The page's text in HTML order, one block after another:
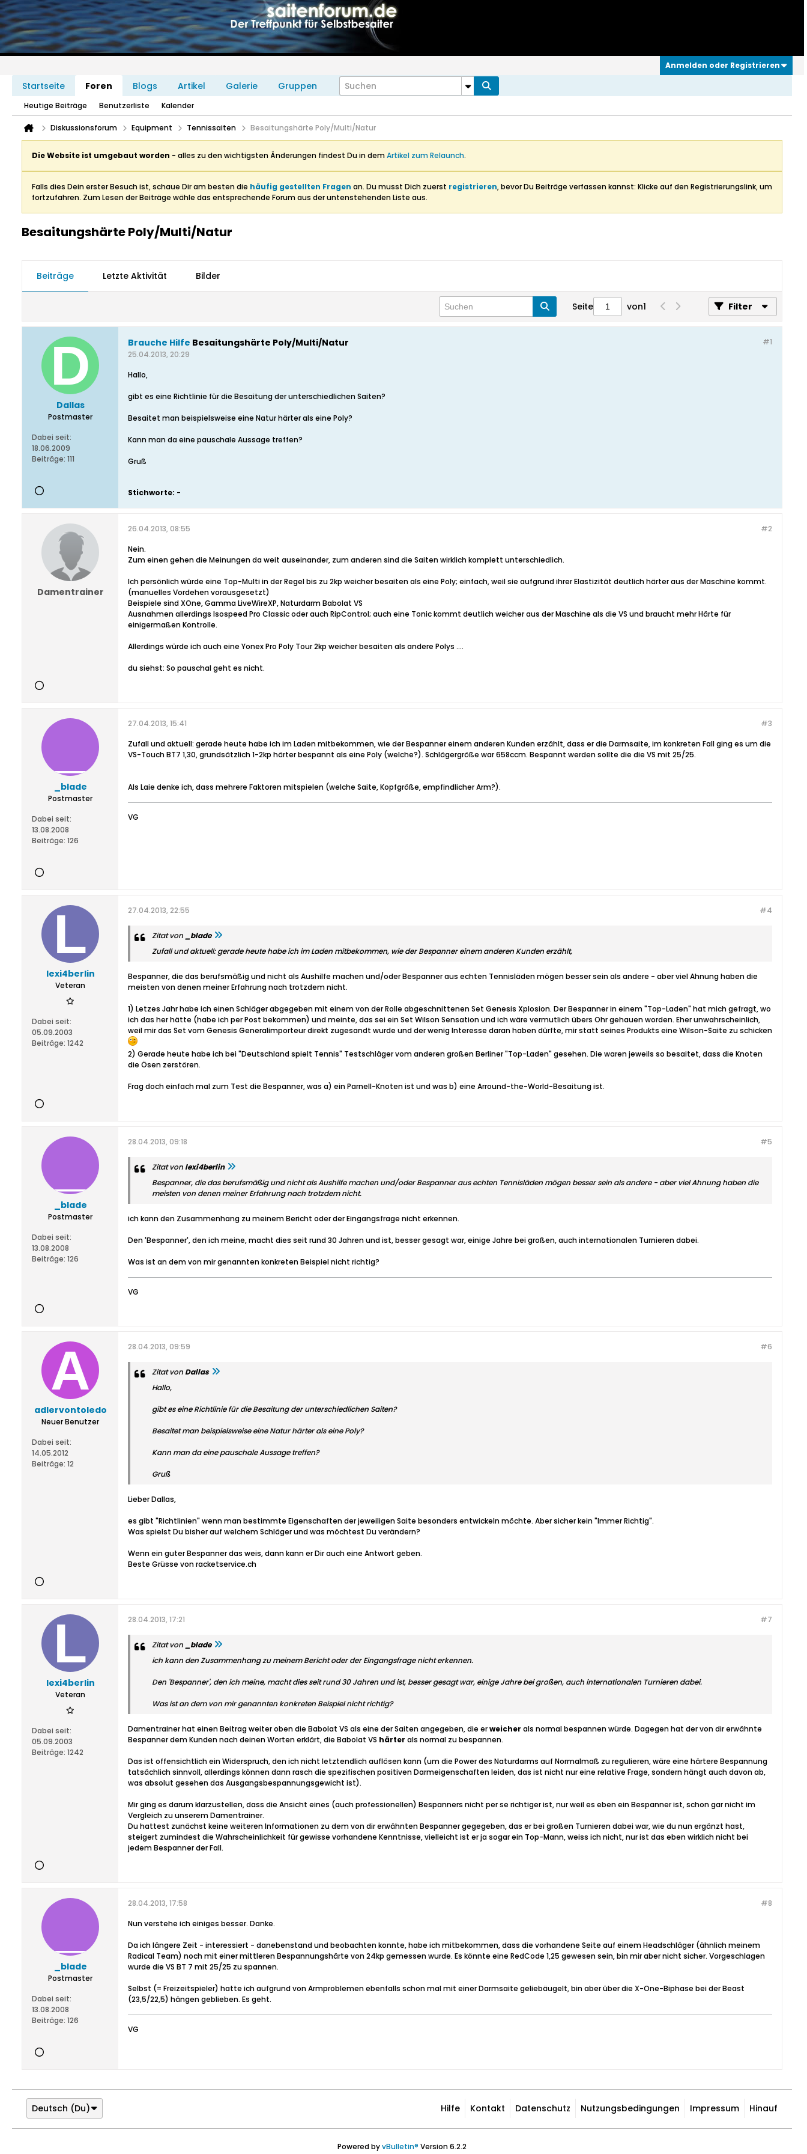
Anmelden oder Registrieren
Startseite Foren Blogs Artikel Galerie Gruppen
Heutige Beiträge Benutzerliste Kalender
Diskussionsforum Equipment Tennissaiten Besaitungshärte Poly/Multi/Natur
Die Website ist umgebaut worden - alles zu den wichtigsten Änderungen findest Du in demArtikel zum Relaunch.
Falls dies Dein erster Besuch ist, schaue Dir am besten die häufig gestellten Fragen an. Du musst Dich zuerst registrieren, bevor Du Beiträge verfassen kannst: Klicke auf den Registrierungslink, um
fortzufahren. Zum Lesen der Beiträge wähle das entsprechende Forum aus der untenstehenden Liste aus.
Besaitungshärte Poly/Multi/Natur
Beiträge Letzte Aktivität Bilder
Seite von1 Filter
Dallas
Postmaster
Dabei seit:
18.06.2009
Beiträge: 111
#1
Brauche Hilfe Besaitungshärte Poly/Multi/Natur
25.04.2013, 20:29
Hallo,
gibt es eine Richtlinie für die Besaitung der unterschiedlichen Saiten?
Besaitet man beispielsweise eine Natur härter als eine Poly?
Kann man da eine pauschale Aussage treffen?
Gruß
Stichworte: -
Damentrainer
#2
26.04.2013, 08:55
Nein.
Zum einen gehen die Meinungen da weit auseinander, zum anderen sind die Saiten wirklich komplett unterschiedlich.
Ich persönlich würde eine Top-Multi in der Regel bis zu 2kp weicher besaiten als eine Poly; einfach, weil sie aufgrund ihrer Elastizität deutlich härter aus der Maschine kommt.
(manuelles Vordehen vorausgesetzt)
Beispiele sind XOne, Gamma LiveWireXP, Naturdarm Babolat VS
Ausnahmen allerdings Isospeed Pro Classic oder auch RipControl; auch eine Tonic kommt deutlich weicher aus der Maschine als die VS und braucht mehr Härte für
einigermaßen Kontrolle.
Allerdings würde ich auch eine Yonex Pro Poly Tour 2kp weicher besaiten als andere Polys ....
du siehst: So pauschal geht es nicht.
_blade
Postmaster
Dabei seit:
13.08.2008
Beiträge: 126
#3
27.04.2013, 15:41
Zufall und aktuell: gerade heute habe ich im Laden mitbekommen, wie der Bespanner einem anderen Kunden erzählt, dass er die Darmsaite, im konkreten Fall ging es um die
VS-Touch BT7 1,30, grundsätzlich 1-2kp härter bespannt als eine Poly (welche?). Schlägergröße war 658ccm. Bespannt werden sollte die die VS mit 25/25.
Als Laie denke ich, dass mehrere Faktoren mitspielen (welche Saite, Kopfgröße, empfindlicher Arm?).
VG
lexi4berlin
Veteran
Dabei seit:
05.09.2003
Beiträge: 1242
#4
27.04.2013, 22:55
Zitat von
_blade
Zufall und aktuell: gerade heute habe ich im Laden mitbekommen, wie der Bespanner einem anderen Kunden erzählt,
Bespanner, die das berufsmäßig und nicht als Aushilfe machen und/oder Bespanner aus echten Tennisläden mögen besser sein als andere - aber viel Ahnung haben die
meisten von denen meiner Erfahrung nach trotzdem nicht.
1) Letzes Jahr habe ich einen Schläger abgegeben mit einem von der Rolle abgeschnittenen Set Genesis Xplosion. Der Bespanner in einem "Top-Laden" hat mich gefragt, wo
ich das her hätte (habe ich per Post bekommen) und meinte, das sei ein Set Wilson Sensation und ich wäre vermutlich übers Ohr gehauen worden. Eher unwahrscheinlich,
weil mir das Set vom Genesis Generalimporteur direkt zugesandt wurde und der wenig Interesse daran haben dürfte, mir statt seines Produkts eine Wilson-Saite zu schicken
2) Gerade heute habe ich bei "Deutschland spielt Tennis" Testschläger vom anderen großen Berliner "Top-Laden" gesehen. Die waren jeweils so besaitet, dass die Knoten
die Ösen zerstören.
Frag doch einfach mal zum Test die Bespanner, was a) ein Parnell-Knoten ist und was b) eine Arround-the-World-Besaitung ist.
_blade
Postmaster
Dabei seit:
13.08.2008
Beiträge: 126
#5
28.04.2013, 09:18
Zitat vonlexi4berlin
Bespanner, die das berufsmäßig und nicht als Aushilfe machen und/oder Bespanner aus echten Tennisläden mögen besser sein als andere - aber viel Ahnung haben die
meisten von denen meiner Erfahrung nach trotzdem nicht.
ich kann den Zusammenhang zu meinem Bericht oder der Eingangsfrage nicht erkennen.
Den 'Bespanner', den ich meine, macht dies seit rund 30 Jahren und ist, besser gesagt war, einige Jahre bei großen, auch internationalen Turnieren dabei.
Was ist an dem von mir genannten konkreten Beispiel nicht richtig?
VG
adlervontoledo
Neuer Benutzer
Dabei seit:
14.05.2012
Beiträge: 12
#6
28.04.2013, 09:59
Zitat vonDallas
Hallo,
gibt es eine Richtlinie für die Besaitung der unterschiedlichen Saiten?
Besaitet man beispielsweise eine Natur härter als eine Poly?
Kann man da eine pauschale Aussage treffen?
Gruß
Lieber Dallas,
es gibt "Richtlinien" wenn man bestimmte Eigenschaften der jeweiligen Saite besonders entwickeln möchte. Aber sicher kein "Immer Richtig".
Was spielst Du bisher auf welchem Schläger und was möchtest Du verändern?
Wenn ein guter Bespanner das weis, dann kann er Dir auch eine Antwort geben.
Beste Grüsse von racketservice.ch
lexi4berlin
Veteran
Dabei seit:
05.09.2003
Beiträge: 1242
#7
28.04.2013, 17:21
Zitat von
_blade
ich kann den Zusammenhang zu meinem Bericht oder der Eingangsfrage nicht erkennen.
Den 'Bespanner', den ich meine, macht dies seit rund 30 Jahren und ist, besser gesagt war, einige Jahre bei großen, auch internationalen Turnieren dabei.
Was ist an dem von mir genannten konkreten Beispiel nicht richtig?
Damentrainer hat einen Beitrag weiter oben die Babolat VS als eine der Saiten angegeben, die erweicher als normal bespannen würde. Dagegen hat der von dir erwähnte
Bespanner dem Kunden nach deinen Worten erklärt, die Babolat VS härter als normal zu bespannen.
Das ist offensichtlich ein Widerspruch, den ich nicht letztendlich auflösen kann (um die Power des Naturdarms auf Normalmaß zu regulieren, wäre eine härtere Bespannung
tatsächlich sinnvoll, allerdings können dann rasch die spezifischen positiven Darmeigenschaften leiden, das ist nicht nur eine relative Frage, sondern hängt auch davon ab,
was absolut gesehen das Ausgangsbespannungsgewicht ist).
Mir ging es darum klarzustellen, dass die Ansicht eines (auch professionellen) Bespanners nicht per se richtiger ist, nur weil es eben ein Bespanner ist, schon gar nicht im
Vergleich zu unserem Damentrainer.
Du hattest zunächst keine weiteren Informationen zu dem von dir erwähnten Bespanner gegegeben, das er bei großen Turnieren dabei war, wie du nun ergänzt hast,
steigert zumindest die Wahrscheinlichkeit für gewisse vorhandene Kenntnisse, vielleicht ist er ja sogar ein Top-Mann, weiss ich nicht, nur ist das eben wirklich nicht bei
jedem Bespanner der Fall.
_blade
Postmaster
Dabei seit:
13.08.2008
Beiträge: 126
#8
28.04.2013, 17:58
Nun verstehe ich einiges besser. Danke.
Da ich längere Zeit - interessiert - danebenstand und beobachten konnte, habe ich mitbekommen, dass die vorhandene Seite auf einem Headschläger (ähnlich meinem
Radical Team) noch mit einer mittleren Bespannungshärte von 24kp gemessen wurde. Es könnte eine RedCode 1,25 gewesen sein, bin mir aber nicht sicher. Vorgeschlagen
wurde die VS BT 7 mit 25/25 zu spannen.
Selbst (= Freizeitspieler) hatte ich aufgrund von Armproblemen ebenfalls schon mal mit einer Darmsaite geliebäugelt, bin aber über die X-One-Biphase bei der Beast
(23,5/22,5) hängen geblieben. Es geht.
VG
Deutsch (Du) Hilfe Kontakt Datenschutz Nutzungsbedingungen Impressum Hinauf
Powered byvBulletin® Version 6.2.2